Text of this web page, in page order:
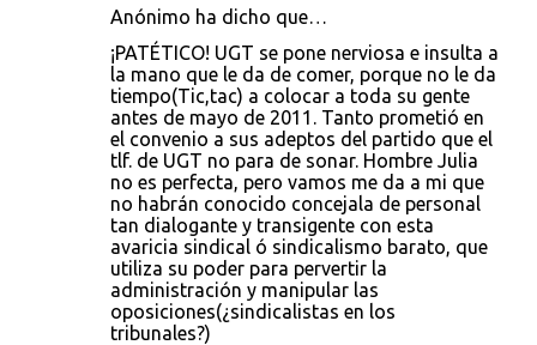
Anónimo ha dicho que…
¡PATÉTICO! UGT se pone nerviosa e insulta a
la mano que le da de comer, porque no le da
tiempo(Tic,tac) a colocar a toda su gente
antes de mayo de 2011. Tanto prometió en
el convenio a sus adeptos del partido que el
tlf. de UGT no para de sonar. Hombre Julia
no es perfecta, pero vamos me da a mi que
no habrán conocido concejala de personal
tan dialogante y transigente con esta
avaricia sindical ó sindicalismo barato, que
utiliza su poder para pervertir la
administración y manipular las
oposiciones(¿sindicalistas en los
tribunales?)